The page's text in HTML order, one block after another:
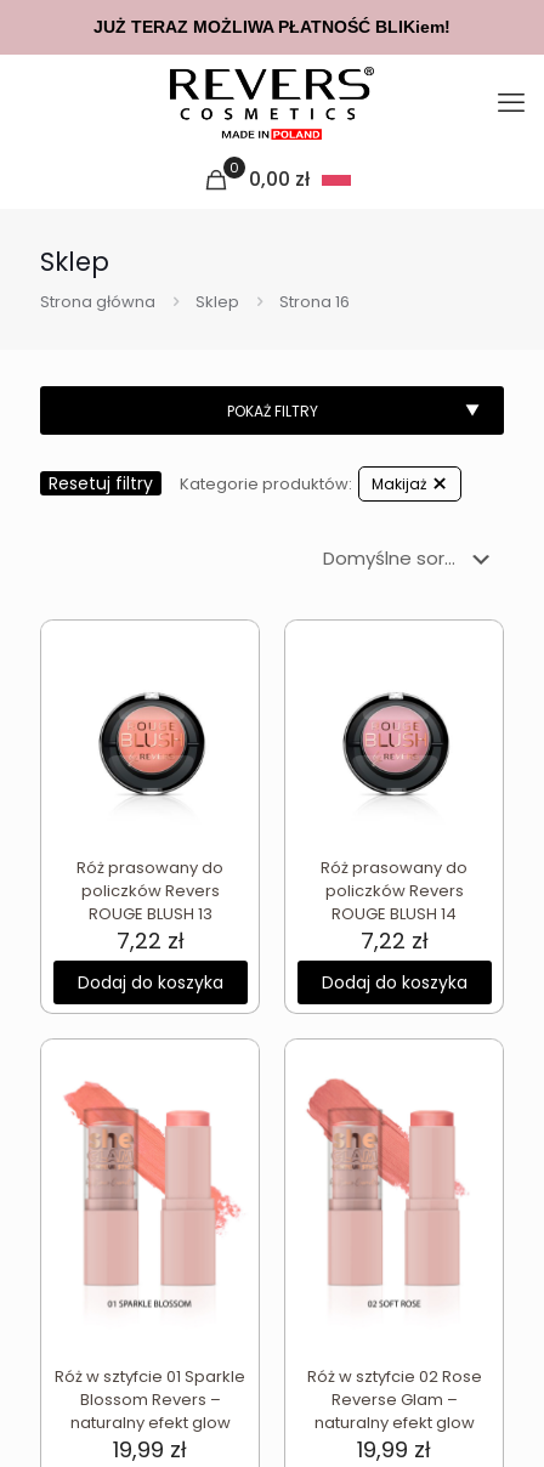
0 0,00 zł
Sklep
Strona główna Sklep Strona 16
Resetuj filtry Kategorie produktów: Makijaż
Róż prasowany do
policzków Revers
ROUGE BLUSH 13
7,22 zł
Dodaj do koszyka
Róż prasowany do
policzków Revers
ROUGE BLUSH 14
7,22 zł
Dodaj do koszyka
Róż w sztyfcie 01 Sparkle
Blossom Revers –
naturalny efekt glow
19,99 zł
Róż w sztyfcie 02 Rose
Reverse Glam –
naturalny efekt glow
19,99 zł
JUŻ TERAZ MOŻLIWA PŁATNOŚĆ BLIKiem!